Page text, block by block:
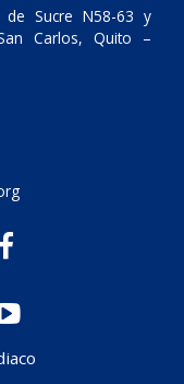
de Sucre N58-63 y
Carlos, Quito –